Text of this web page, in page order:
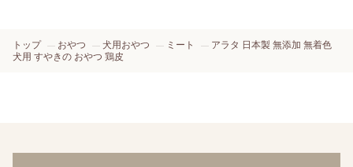
トップ おやつ 犬用おやつ ミート
アラタ 日本製 無添加 無着色
犬用 すやきの おやつ 鶏皮